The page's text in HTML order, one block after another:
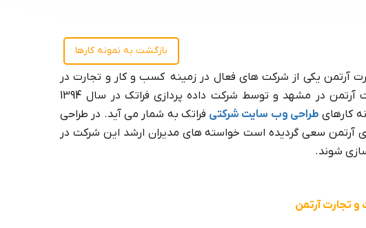
بازگشت به نمونه کارها
آرتمن یکی از شرکت های فعال در زمینه کسب و کار و تجارت در
کشور می باشد که طراحی سایت آرتمن در مشهد و توسط شرکت داده پردازی فراتک در سال 1394
کارهای طراحی وب سایت شرکتی فراتک به شمار می آید. در طراحی
آرتمن سعی گردیده است خواسته های مدیران ارشد این شرکت در
شوند.
و تجارت آرتمن